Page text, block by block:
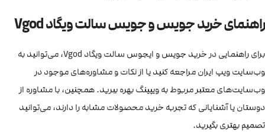
راهنمای خرید جویس و جویس سالت ویگاد Vgod
برای راهنمایی در خرید جویس و ایجوس سالت ویگاد Vgod، می‌توانید به
وب‌سایت ویپ ایران مراجعه کنید یا از نکات و مشاوره‌های موجود در
وب‌سایت‌های معتبر مربوط به ویپینگ بهره ببرید. همچنین، با مشاوره از
دوستان یا آشنایانی که تجربه خرید محصولات مشابه را دارند، می‌توانید
تصمیم بهتری بگیرید.